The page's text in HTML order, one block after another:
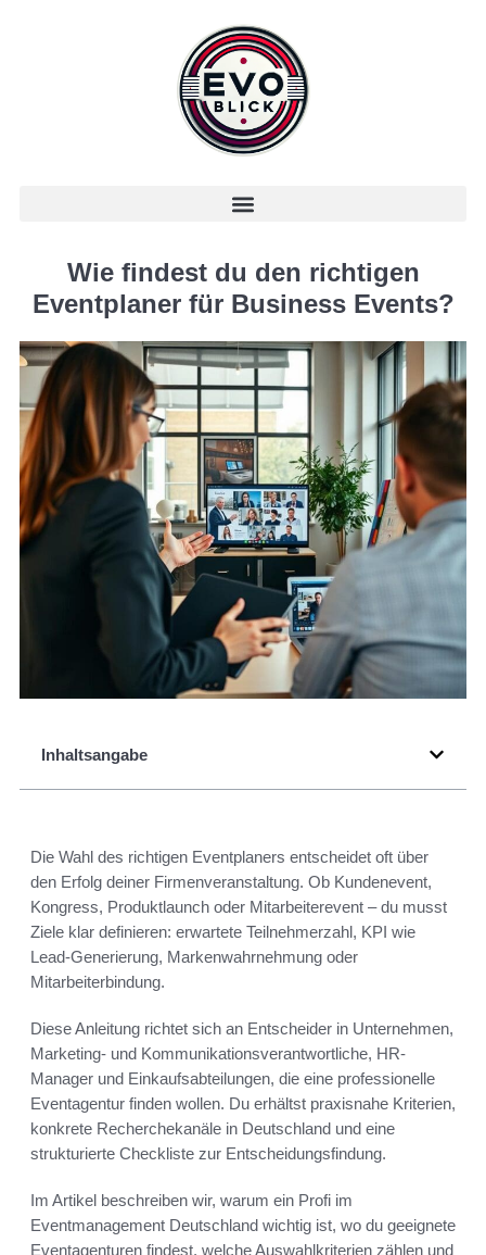
Wie findest du den richtigen
Eventplaner für Business Events?
Inhaltsangabe
Die Wahl des richtigen Eventplaners entscheidet oft über
den Erfolg deiner Firmenveranstaltung. Ob Kundenevent,
Kongress, Produktlaunch oder Mitarbeiterevent – du musst
Ziele klar definieren: erwartete Teilnehmerzahl, KPI wie
Lead-Generierung, Markenwahrnehmung oder
Mitarbeiterbindung.
Diese Anleitung richtet sich an Entscheider in Unternehmen,
Marketing- und Kommunikationsverantwortliche, HR-
Manager und Einkaufsabteilungen, die eine professionelle
Eventagentur finden wollen. Du erhältst praxisnahe Kriterien,
konkrete Recherchekanäle in Deutschland und eine
strukturierte Checkliste zur Entscheidungsfindung.
Im Artikel beschreiben wir, warum ein Profi im
Eventmanagement Deutschland wichtig ist, wo du geeignete
Eventagenturen findest, welche Auswahlkriterien zählen und